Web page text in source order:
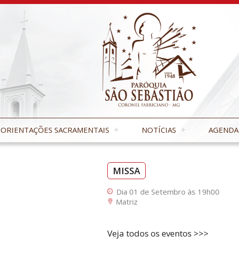
ORIENTAÇÕES SACRAMENTAIS NOTÍCIAS AGENDA
MISSA
Dia 01 de Setembro às 19h00
Matriz
Veja todos os eventos >>>